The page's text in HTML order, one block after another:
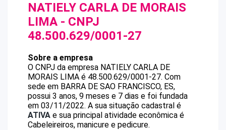
NATIELY CARLA DE MORAIS
LIMA - CNPJ
48.500.629/0001-27
Sobre a empresa
O CNPJ da empresa NATIELY CARLA DE
MORAIS LIMA é 48.500.629/0001-27. Com
sede em BARRA DE SAO FRANCISCO, ES,
possui 3 anos, 9 meses e 7 dias e foi fundada
em 03/11/2022. A sua situação cadastral é
ATIVA e sua principal atividade econômica é
Cabeleireiros, manicure e pedicure.